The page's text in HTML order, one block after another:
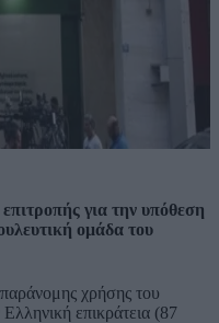
για την υπόθεση
ομάδα του
χρήσης του
επικράτεια (87